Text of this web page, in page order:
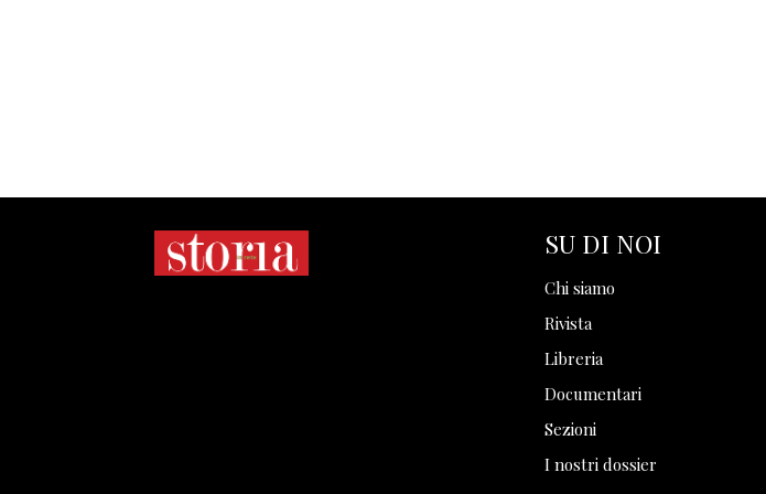
SU DI NOI
Chi siamo
Rivista
Libreria
Documentari
Sezioni
I nostri dossier